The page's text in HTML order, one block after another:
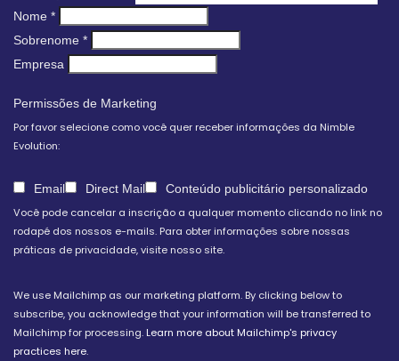
Nome *
Sobrenome *
Empresa
Permissões de Marketing
Por favor selecione como você quer receber informações da Nimble
Evolution:
Email Direct Mail
Conteúdo publicitário personalizado
Você pode cancelar a inscrição a qualquer momento clicando no link no
rodapé dos nossos e-mails. Para obter informações sobre nossas
práticas de privacidade, visite nosso site.
We use Mailchimp as our marketing platform. By clicking below to
subscribe, you acknowledge that your information will be transferred to
Mailchimp for processing.Learn more about Mailchimp's privacy
practices here.